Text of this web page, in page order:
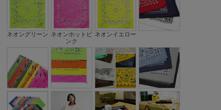
ネオングリーン ネオンホットピ
ンク
ネオンイエロー